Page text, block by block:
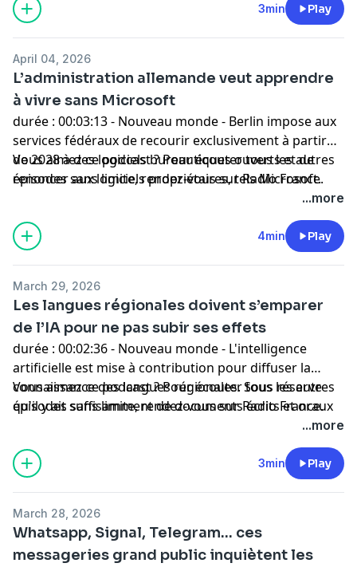
3min Play
April 04, 2026
L’administration allemande veut apprendre
à vivre sans Microsoft
durée : 00:03:13 - Nouveau monde - Berlin impose aux
services fédéraux de recourir exclusivement à partir
de 2028 à des logiciels bureautiques ouverts et de
renoncer aux logiciels propriétaires, tels Microsoft.
Avec pour objectif d'assurer l'autonomie numérique
Vous aimez ce podcast ? Pour écouter tous les autres
épisodes sans limite, rendez-vous surRadio France.
...more
4min Play
March 29, 2026
Les langues régionales doivent s’emparer
de l’IA pour ne pas subir ses effets
durée : 00:02:36 - Nouveau monde - L'intelligence
artificielle est mise à contribution pour diffuser la
connaissance des langues régionales. Sous réserve
qu'il y ait suffisamment de documents écrits et oraux
pour entraîner les modèles de langage. Les locuteurs
Vous aimez ce podcast ? Pour écouter tous les autres
épisodes sans limite, rendez-vous surRadio France.
...more
3min Play
March 28, 2026
Whatsapp, Signal, Telegram... ces
messageries grand public inquiètent les